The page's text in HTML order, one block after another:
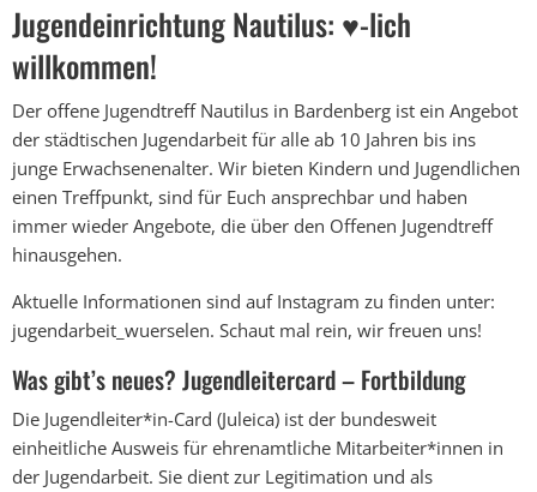
Jugendeinrichtung Nautilus: ♥-lich
willkommen!
Der offene Jugendtreff Nautilus in Bardenberg ist ein Angebot
der städtischen Jugendarbeit für alle ab 10 Jahren bis ins
junge Erwachsenenalter. Wir bieten Kindern und Jugendlichen
einen Treffpunkt, sind für Euch ansprechbar und haben
immer wieder Angebote, die über den Offenen Jugendtreff
hinausgehen.
Aktuelle Informationen sind auf Instagram zu finden unter:
jugendarbeit_wuerselen. Schaut mal rein, wir freuen uns!
Was gibt’s neues? Jugendleitercard – Fortbildung
Die Jugendleiter*in-Card (Juleica) ist der bundesweit
einheitliche Ausweis für ehrenamtliche Mitarbeiter*innen in
der Jugendarbeit. Sie dient zur Legitimation und als